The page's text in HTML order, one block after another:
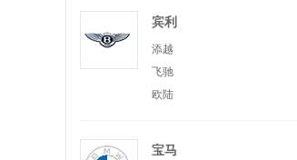
宾利
添越
飞驰
欧陆
宝马